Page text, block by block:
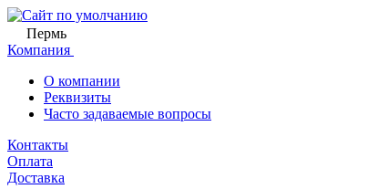
Пермь
Компания
О компании
Реквизиты
Часто задаваемые вопросы
Контакты
Оплата
Доставка